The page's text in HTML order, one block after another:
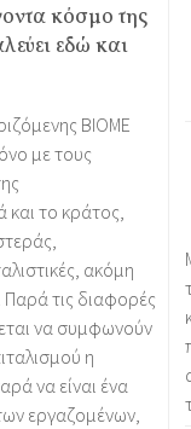
κόσμο της
εδώ και
ΒΙΟΜΕ
με τους
και το κράτος,
ακόμη
Παρά τις διαφορές
να συμφωνούν
η
να είναι ένα
εργαζομένων,